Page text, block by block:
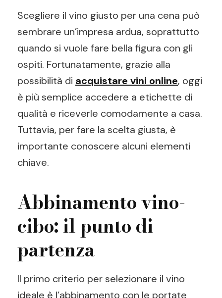
Scegliere il vino giusto per una cena può
sembrare un’impresa ardua, soprattutto
quando si vuole fare bella figura con gli
ospiti. Fortunatamente, grazie alla
possibilità di acquistare vini online, oggi
è più semplice accedere a etichette di
qualità e riceverle comodamente a casa.
Tuttavia, per fare la scelta giusta, è
importante conoscere alcuni elementi
chiave.
Abbinamento vino-
cibo: il punto di
partenza
Il primo criterio per selezionare il vino
ideale è l’abbinamento con le portate